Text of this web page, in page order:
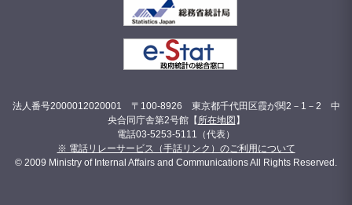
法人番号2000012020001 〒100-8926 東京都千代田区霞が関2－1－2 中
央合同庁舎第2号館【 所在地図 】
電話03-5253-5111（代表）
※ 電話リレーサービス（手話リンク）のご利用について
© 2009 Ministry of Internal Affairs and Communications All Rights Reserved.